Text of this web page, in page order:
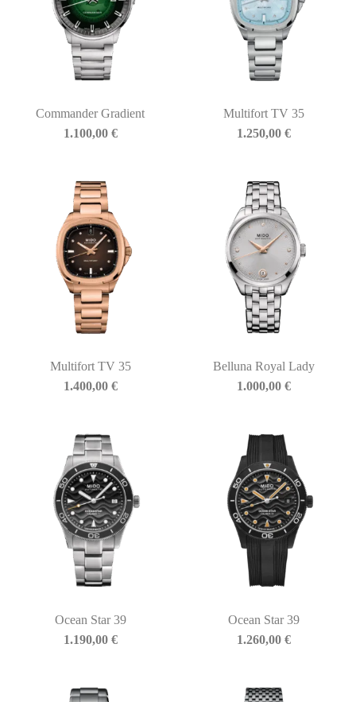
Commander Gradient
1.100,00 €
Multifort TV 35
1.250,00€
Multifort TV 35
1.400,00 €
Belluna Royal Lady
1.000,00€
Ocean Star 39
1.190,00 €
Ocean Star 39
1.260,00€